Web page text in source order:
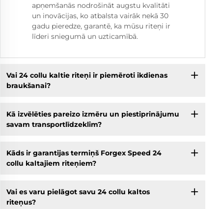
apņemšanās nodrošināt augstu kvalitāti
un inovācijas, ko atbalsta vairāk nekā 30
gadu pieredze, garantē, ka mūsu riteņi ir
līderi sniegumā un uzticamībā.
Vai 24 collu kaltie riteņi ir piemēroti ikdienas
braukšanai?
Kā izvēlēties pareizo izmēru un piestiprinājumu
savam transportlīdzeklim?
Kāds ir garantijas termiņš Forgex Speed 24
collu kaltajiem riteņiem?
Vai es varu pielāgot savu 24 collu kaltos
riteņus?